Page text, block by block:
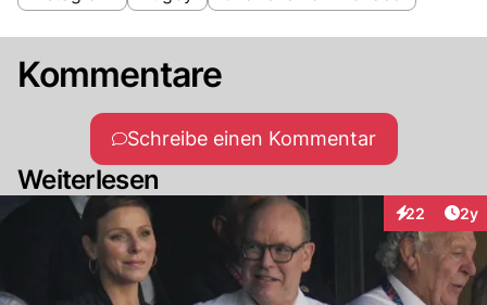
Kommentare
Schreibe einen Kommentar
Weiterlesen
22
Interaktionen
2y